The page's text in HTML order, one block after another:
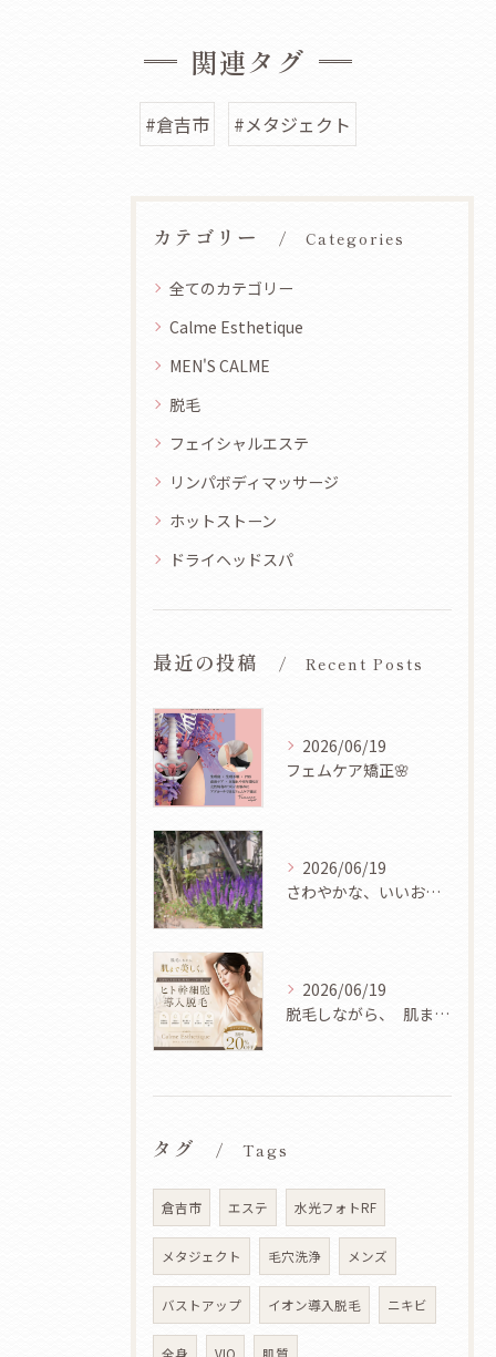
関連タグ
#倉吉市 #メタジェクト
カテゴリー Categories
全てのカテゴリー
Calme Esthetique
MEN'S CALME
脱毛
フェイシャルエステ
リンパボディマッサージ
ホットストーン
ドライヘッドスパ
最近の投稿 Recent Posts
2026/06/19
フェムケア矯正🌸
2026/06/19
さわやかな、いいお天気ですね🌿✨
2026/06/19
脱毛しながら、 肌まで美しく✨
タグ Tags
倉吉市 エステ 水光フォトRF
メタジェクト 毛穴洗浄 メンズ
バストアップ イオン導入脱毛 ニキビ
全身 VIO 肌質